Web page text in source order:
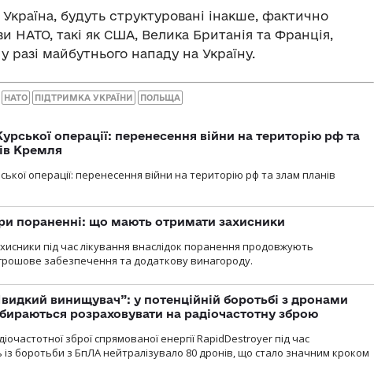
будуть структуровані інакше, фактично
НАТО, такі як США, Велика Британія та Франція,
разі майбутнього нападу на Україну.
НАТО ПІДТРИМКА УКРАЇНИ ПОЛЬЩА
операції: перенесення війни на територію рф та
Кремля
операції: перенесення війни на територію рф та злам планів
пораненні: що мають отримати захисники
під час лікування внаслідок поранення продовжують
забезпечення та додаткову винагороду.
винищувач”: у потенційній боротьбі з дронами
розраховувати на радіочастотну зброю
зброї спрямованої енергії RapidDestroyer під час
боротьби з БпЛА нейтралізувало 80 дронів, що стало значним кроком